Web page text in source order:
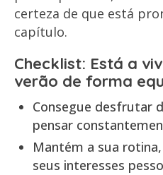
certeza de que está
capítulo.
Checklist: Está a
verão de forma
Consegue desfrutar
pensar
Mantém a sua
seus interesses